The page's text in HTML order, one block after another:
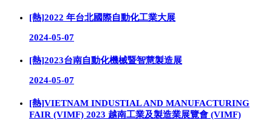
[熱]2022 年台北國際自動化工業大展
2024-05-07
[熱]2023台南自動化機械暨智慧製造展
2024-05-07
[熱]VIETNAM INDUSTIAL AND MANUFACTURING
FAIR (VIMF) 2023 越南工業及製造業展覽會 (VIMF)